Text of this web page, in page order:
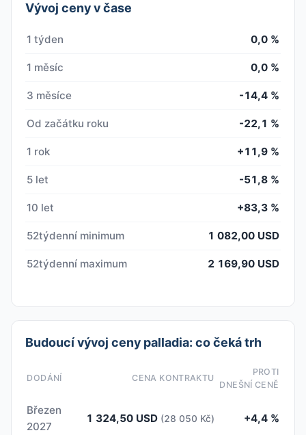
Vývoj ceny v čase
1 týden 0,0 %
1 měsíc 0,0 %
3 měsíce -14,4 %
Od začátku roku -22,1 %
1 rok +11,9 %
5 let -51,8 %
10 let +83,3 %
52týdenní minimum 1 082,00 USD
52týdenní maximum 2 169,90 USD
Budoucí vývoj ceny palladia: co čeká trh
DODÁNÍ CENA KONTRAKTU
PROTI
DNEŠNÍ CENĚ
Březen
2027
1 324,50 USD (28 050 Kč) +4,4 %